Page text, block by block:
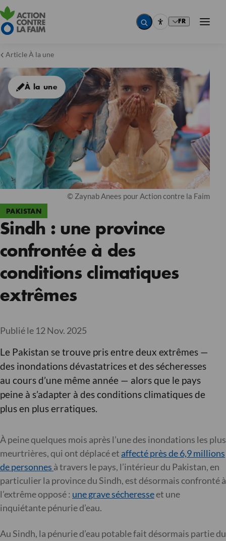
FR
Article À la une
PAKISTAN
À la une
© Zaynab Anees pour Action contre la Faim
Sindh : une province
confrontée à des
conditions climatiques
extrêmes
Publié le 12 Nov. 2025
Le Pakistan se trouve pris entre deux extrêmes —
des inondations dévastatrices et des sécheresses
au cours d’une même année — alors que le pays
peine à s’adapter à des conditions climatiques de
plus en plus erratiques.
À peine quelques mois après l’une des inondations les plus
meurtrières, qui ont déplacé et affecté près de 6,9 millions
de personnes à travers le pays, l’intérieur du Pakistan, en
particulier la province du Sindh, est désormais confronté à
l’extrême opposé : une grave sécheresseet une
inquiétante pénurie d’eau.
Au Sindh, la pénurie d’eau potable fait désormais partie du